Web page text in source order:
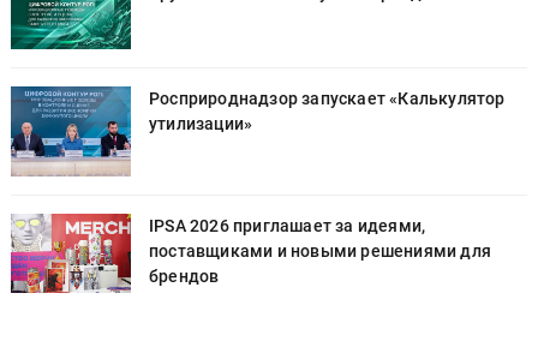
Росприроднадзор запускает «Калькулятор
утилизации»
IPSA 2026 приглашает за идеями,
поставщиками и новыми решениями для
брендов